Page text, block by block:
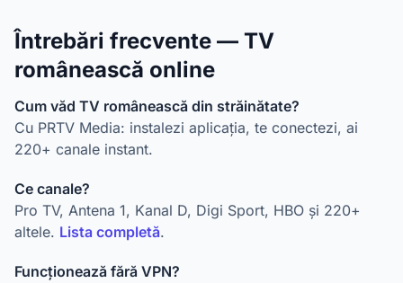
Întrebări frecvente — TV
românească online
Cum văd TV românească din străinătate?
Cu PRTV Media: instalezi aplicația, te conectezi, ai
220+ canale instant.
Ce canale?
Pro TV, Antena 1, Kanal D, Digi Sport, HBO și 220+
altele. Lista completă.
Funcționează fără VPN?